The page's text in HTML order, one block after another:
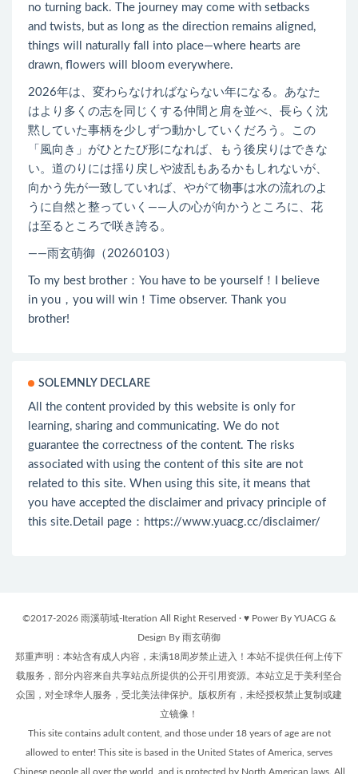
no turning back. The journey may come with setbacks
and twists, but as long as the direction remains aligned,
things will naturally fall into place—where hearts are
drawn, flowers will bloom everywhere.
2026年は、変わらなければならない年になる。あなた
はより多くの志を同じくする仲間と肩を並べ、長らく沈
黙していた事柄を少しずつ動かしていくだろう。この
「風向き」がひとたび形になれば、もう後戻りはできな
い。道のりには揺り戻しや波乱もあるかもしれないが、
向かう先が一致していれば、やがて物事は水の流れのよ
うに自然と整っていく――人の心が向かうところに、花
は至るところで咲き誇る。
——雨玄萌御（20260103）
To my best brother：You have to be yourself！I believe
in you，you will win！Time observer. Thank you
brother!
SOLEMNLY DECLARE
All the content provided by this website is only for
learning, sharing and communicating. We do not
guarantee the correctness of the content. The risks
associated with using the content of this site are not
related to this site. When using this site, it means that
you have accepted the disclaimer and privacy principle of
this site.Detail page： https://www.yuacg.cc/disclaimer/
©2017-2026 雨溪萌域-Iteration All Right Reserved · ♥ Power By YUACG &
Design By 雨玄萌御
郑重声明：本站含有成人内容，未满18周岁禁止进入！本站不提供任何上传下
载服务，部分内容来自共享站点所提供的公开引用资源。本站立足于美利坚合
众国，对全球华人服务，受北美法律保护。版权所有，未经授权禁止复制或建
立镜像！
This site contains adult content, and those under 18 years of age are not
allowed to enter! This site is based in the United States of America, serves
Chinese people all over the world, and is protected by North American laws. All